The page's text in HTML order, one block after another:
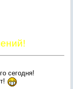
сегодня!